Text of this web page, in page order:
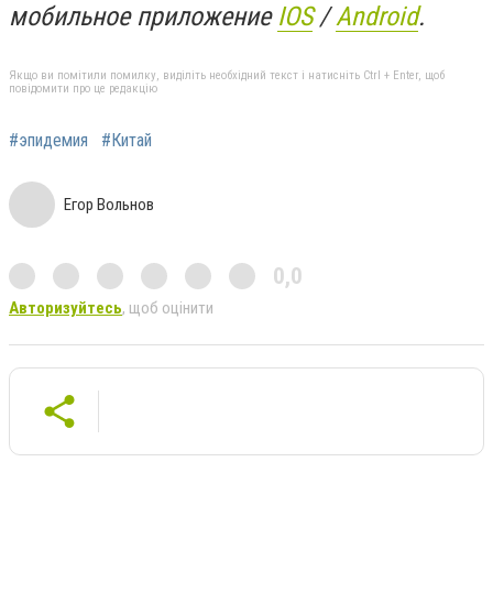
мобильное приложение IOS/Android.
Якщо ви помітили помилку, виділіть необхідний текст і натисніть Ctrl + Enter, щоб
повідомити про це редакцію
#эпидемия #Китай
Егор Вольнов
0,0
Авторизуйтесь, щоб оцінити